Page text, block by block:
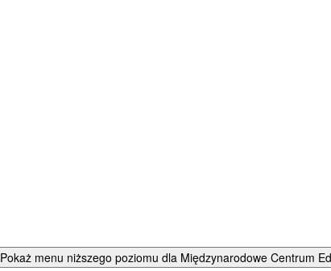
Pokaż menu niższego poziomu dla Międzynarodowe Centrum